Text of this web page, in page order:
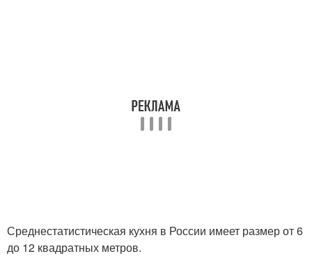
Среднестатистическая кухня в России имеет размер от 6
до 12 квадратных метров.